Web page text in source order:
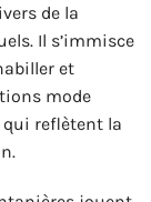
de la
Il s’immisce
et
mode
qui reflètent la